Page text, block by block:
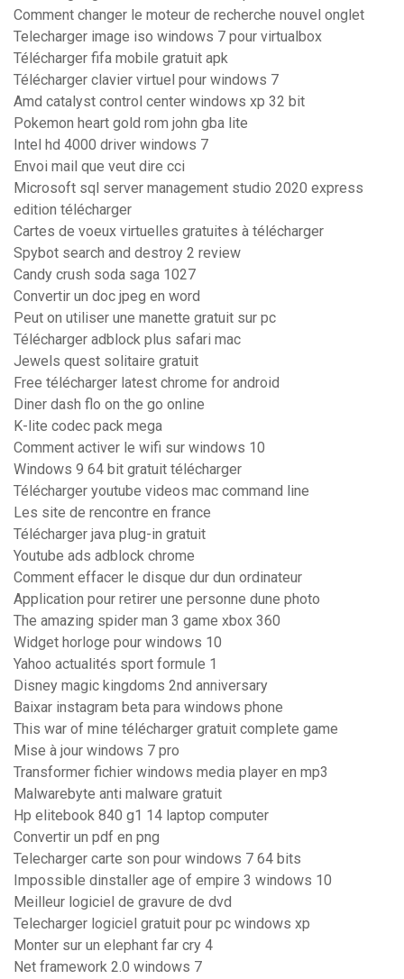
Comment changer le moteur de recherche nouvel onglet
Telecharger image iso windows 7 pour virtualbox
Télécharger fifa mobile gratuit apk
Télécharger clavier virtuel pour windows 7
Amd catalyst control center windows xp 32 bit
Pokemon heart gold rom john gba lite
Intel hd 4000 driver windows 7
Envoi mail que veut dire cci
Microsoft sql server management studio 2020 express
edition télécharger
Cartes de voeux virtuelles gratuites à télécharger
Spybot search and destroy 2 review
Candy crush soda saga 1027
Convertir un doc jpeg en word
Peut on utiliser une manette gratuit sur pc
Télécharger adblock plus safari mac
Jewels quest solitaire gratuit
Free télécharger latest chrome for android
Diner dash flo on the go online
K-lite codec pack mega
Comment activer le wifi sur windows 10
Windows 9 64 bit gratuit télécharger
Télécharger youtube videos mac command line
Les site de rencontre en france
Télécharger java plug-in gratuit
Youtube ads adblock chrome
Comment effacer le disque dur dun ordinateur
Application pour retirer une personne dune photo
The amazing spider man 3 game xbox 360
Widget horloge pour windows 10
Yahoo actualités sport formule 1
Disney magic kingdoms 2nd anniversary
Baixar instagram beta para windows phone
This war of mine télécharger gratuit complete game
Mise à jour windows 7 pro
Transformer fichier windows media player en mp3
Malwarebyte anti malware gratuit
Hp elitebook 840 g1 14 laptop computer
Convertir un pdf en png
Telecharger carte son pour windows 7 64 bits
Impossible dinstaller age of empire 3 windows 10
Meilleur logiciel de gravure de dvd
Telecharger logiciel gratuit pour pc windows xp
Monter sur un elephant far cry 4
Net framework 2.0 windows 7